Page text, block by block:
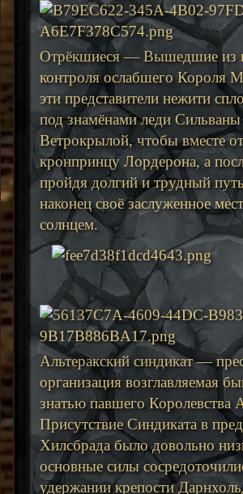
Отрёкшиеся — Вышедшие из
контроля ослабшего Короля
эти представители нежити
под знамёнами леди Сильваны
Ветрокрылой, чтобы вместе
кронпринцу Лордерона, а
пройдя долгий и трудный
наконец своё заслуженное
солнцем.
Альтеракский синдикат —
организация возглавляемая
знатью павшего Королевства
Присутствие Синдиката в
Хилсбрада было довольно
основные силы
удержании крепости